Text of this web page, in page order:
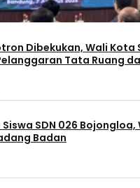
Dibekukan, Wali Kota
Tata Ruang
Siswa SDN 026
Badan